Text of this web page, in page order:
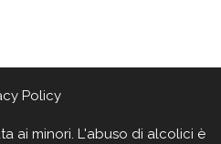
Policy
ai minori. L'abuso di alcolici è